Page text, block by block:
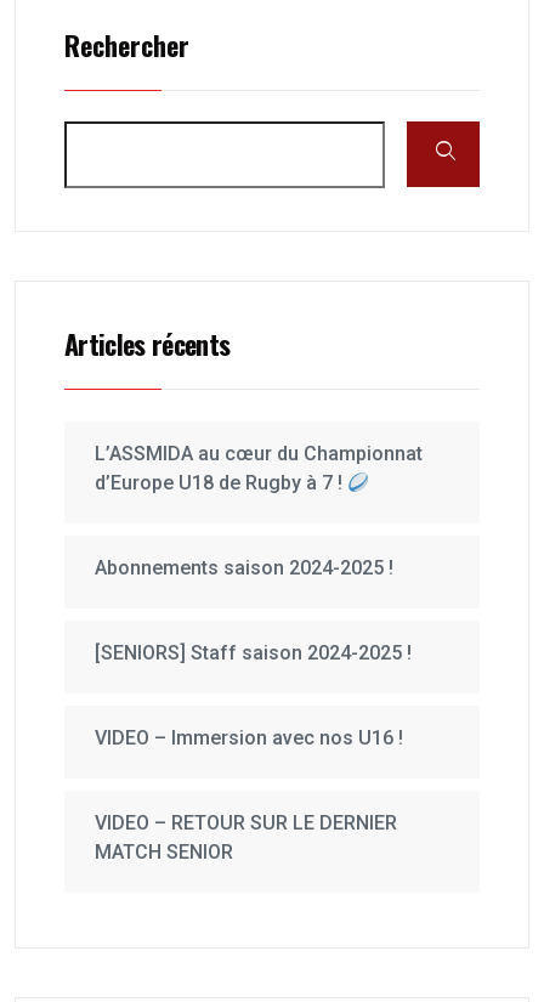
Rechercher
Articles récents
L’ASSMIDA au cœur du Championnat
d’Europe U18 de Rugby à 7 !
Abonnements saison 2024-2025 !
[SENIORS] Staff saison 2024-2025 !
VIDEO – Immersion avec nos U16 !
VIDEO – RETOUR SUR LE DERNIER
MATCH SENIOR